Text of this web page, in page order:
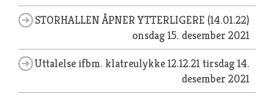
STORHALLEN ÅPNER YTTERLIGERE (14.01.22)
onsdag 15. desember 2021
Uttalelse ifbm. klatreulykke 12.12.21tirsdag 14.
desember 2021